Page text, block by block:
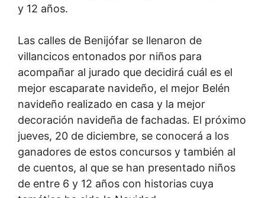
y 12 años.
Las calles de Benijófar se llenaron de
villancicos entonados por niños para
acompañar al jurado que decidirá cuál es el
mejor escaparate navideño, el mejor Belén
navideño realizado en casa y la mejor
decoración navideña de fachadas. El próximo
jueves, 20 de diciembre, se conocerá a los
ganadores de estos concursos y también al
de cuentos, al que se han presentado niños
de entre 6 y 12 años con historias cuya